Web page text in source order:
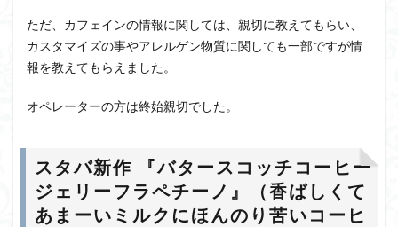
ただ、カフェインの情報に関しては、親切に教えてもらい、
カスタマイズの事やアレルゲン物質に関しても一部ですが情
報を教えてもらえました。
オペレーターの方は終始親切でした。
スタバ新作 『バタースコッチコーヒー
ジェリーフラペチーノ』（香ばしくて
あまーいミルクにほんのり苦いコーヒ